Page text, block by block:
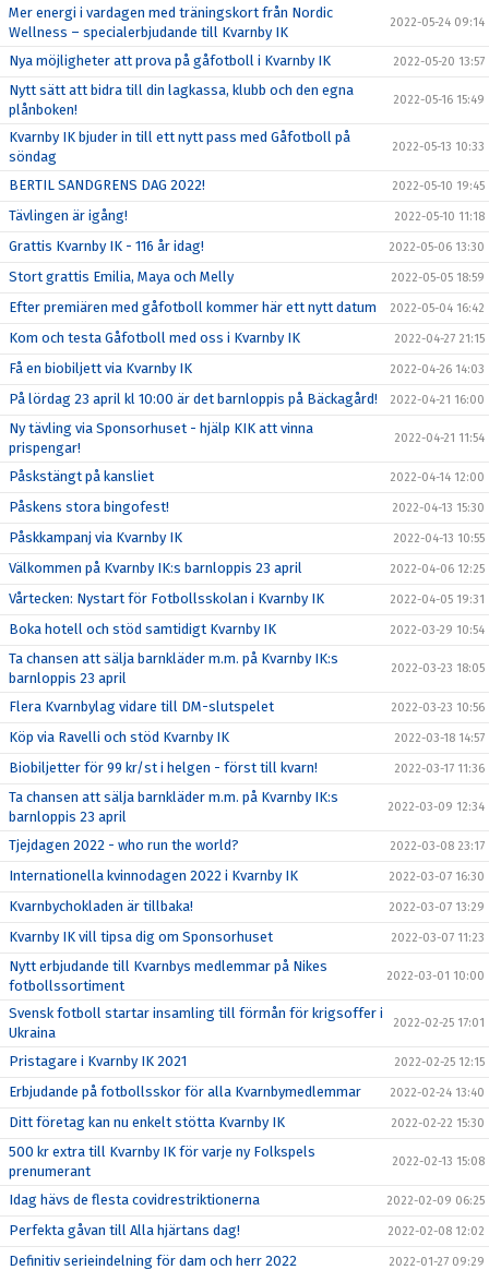
Mer energi i vardagen med träningskort från Nordic
Wellness – specialerbjudande till Kvarnby IK
2022-05-24 09:14
Nya möjligheter att prova på gåfotboll i Kvarnby IK 2022-05-20 13:57
Nytt sätt att bidra till din lagkassa, klubb och den egna
plånboken!
2022-05-16 15:49
Kvarnby IK bjuder in till ett nytt pass med Gåfotboll på
söndag
2022-05-13 10:33
BERTIL SANDGRENS DAG 2022! 2022-05-10 19:45
Tävlingen är igång! 2022-05-10 11:18
Grattis Kvarnby IK - 116 år idag! 2022-05-06 13:30
Stort grattis Emilia, Maya och Melly 2022-05-05 18:59
Efter premiären med gåfotboll kommer här ett nytt datum 2022-05-04 16:42
Kom och testa Gåfotboll med oss i Kvarnby IK 2022-04-27 21:15
Få en biobiljett via Kvarnby IK 2022-04-26 14:03
På lördag 23 april kl 10:00 är det barnloppis på Bäckagård! 2022-04-21 16:00
Ny tävling via Sponsorhuset - hjälp KIK att vinna
prispengar!
2022-04-21 11:54
Påskstängt på kansliet 2022-04-14 12:00
Påskens stora bingofest! 2022-04-13 15:30
Påskkampanj via Kvarnby IK 2022-04-13 10:55
Välkommen på Kvarnby IK:s barnloppis 23 april 2022-04-06 12:25
Vårtecken: Nystart för Fotbollsskolan i Kvarnby IK 2022-04-05 19:31
Boka hotell och stöd samtidigt Kvarnby IK 2022-03-29 10:54
Ta chansen att sälja barnkläder m.m. på Kvarnby IK:s
barnloppis 23 april
2022-03-23 18:05
Flera Kvarnbylag vidare till DM-slutspelet 2022-03-23 10:56
Köp via Ravelli och stöd Kvarnby IK 2022-03-18 14:57
Biobiljetter för 99 kr/st i helgen - först till kvarn! 2022-03-17 11:36
Ta chansen att sälja barnkläder m.m. på Kvarnby IK:s
barnloppis 23 april
2022-03-09 12:34
Tjejdagen 2022 - who run the world? 2022-03-08 23:17
Internationella kvinnodagen 2022 i Kvarnby IK 2022-03-07 16:30
Kvarnbychokladen är tillbaka! 2022-03-07 13:29
Kvarnby IK vill tipsa dig om Sponsorhuset 2022-03-07 11:23
Nytt erbjudande till Kvarnbys medlemmar på Nikes
fotbollssortiment
2022-03-01 10:00
Svensk fotboll startar insamling till förmån för krigsoffer i
Ukraina
2022-02-25 17:01
Pristagare i Kvarnby IK 2021 2022-02-25 12:15
Erbjudande på fotbollsskor för alla Kvarnbymedlemmar 2022-02-24 13:40
Ditt företag kan nu enkelt stötta Kvarnby IK 2022-02-22 15:30
500 kr extra till Kvarnby IK för varje ny Folkspels
prenumerant
2022-02-13 15:08
Idag hävs de flesta covidrestriktionerna 2022-02-09 06:25
Perfekta gåvan till Alla hjärtans dag! 2022-02-08 12:02
Definitiv serieindelning för dam och herr 2022 2022-01-27 09:29